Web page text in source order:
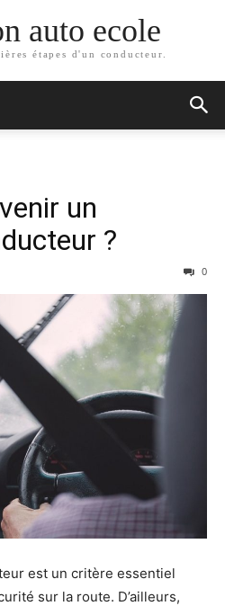
auto ecole
étapes d'un conducteur.
un
?
0
est un critère essentiel
sur la route. D’ailleurs,